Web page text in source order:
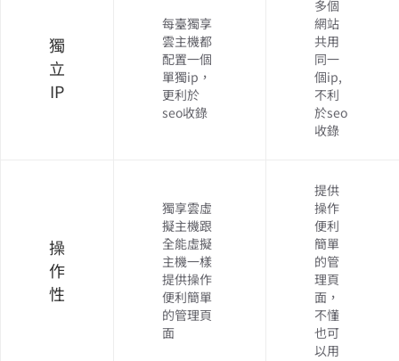
獨
立
IP
每臺獨享
雲主機都
配置一個
單獨ip，
更利於
seo收錄
多個
網站
共用
同一
個ip,
不利
於seo
收錄
操
作
性
獨享雲虛
擬主機跟
全能虛擬
主機一樣
提供操作
便利簡單
的管理頁
面
提供
操作
便利
簡單
的管
理頁
面，
不懂
也可
以用